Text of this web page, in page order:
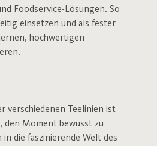
Foodservice-Lösungen. So
einsetzen und als fester
hochwertigen
verschiedenen Teelinien ist
den Moment bewusst zu
in die faszinierende Welt des